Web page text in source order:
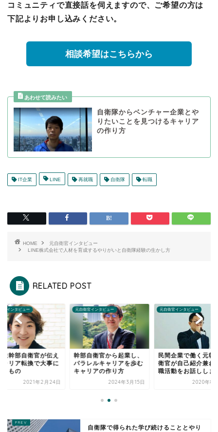
コミュニティで直接話を伺えますので、ご希望の方は
下記よりお申し込みください。
相談希望はこちらから
自衛隊からベンチャー企業とや
りたいことを見つけるキャリア
の作り方
IT企業 LINE 再就職 自衛隊 転職
HOME
元自衛官インタビュー
LINE株式会社で人材を育成するやりがいと自衛隊経験の生かし方
RELATED POST
官インタビュー
性幹部自衛官が伝え
ャリア転換で大事に
きもの
2021年2月24日
元自衛官インタビュー
幹部自衛官から起業し、
パラレルキャリアを歩む
キャリアの作り方
2024年3月15日
元自衛官インタビュー
民間企業で働く元幹
衛官が自己紹介兼ね
職活動をお話ししま
2020年8
自衛隊で得られた学び続けることとやり